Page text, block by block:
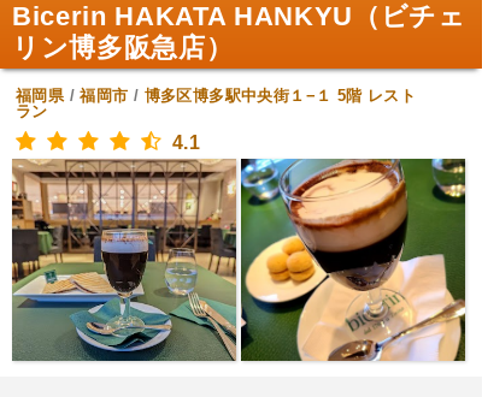
Bicerin HAKATA HANKYU（ビチェ
リン博多阪急店）
福岡県/福岡市 / 博多区博多駅中央街１−１ 5階 レスト
ラン
4.1